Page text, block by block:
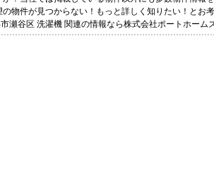
物件が見つからない！もっと詳しく知りたい！とお
瀬谷区 洗濯機 関連の情報なら株式会社ポートホーム